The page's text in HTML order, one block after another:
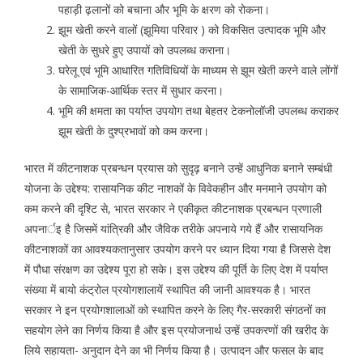
पहाड़ी ढ़लानों को बचाना और भूमि के क्षरण को रोकना।
झूम खेती करने वालों (झूमिया परिवार ) को विकसित उत्पादक भूमि और
खेती के सुधरे हुए उपायों को उपलब्ध कराना।
घरेलू एवं भूमि आधारित गतिविधियों के माध्यम से झूम खेती करने वाले लोंगों
के सामाजिक-आर्थिक स्तर में सुधार करना।
भूमि की क्षमता का पर्याप्त उपयोग तथा बेहतर टेकनोलॉजी उपलब्ध कराकर
झूम खेती के दुश्प्रभावों को कम करना।
भारत में कीटनाशक प्रबन्धन प्रयास को सुदृढ़ बनाने उन्हें आधुनिक बनाने सम्बंधी
योजना के उद्देश्य: रासायनिक कीट नाशकों के विवेकहीन और मनमाने उपयोग को
कम करने की दृश्टि से, भारत सरकार ने एकीकृत कीटनाशक प्रबन्धन प्रणाली
अपनार्इ है जिसमें यांत्रिकी और जैविक तरीके अपनाये गये हैं और रासायनिक
कीटनाशकों का आवश्यकतानुसार उपयोग करने पर ध्यान दिया गया है जिससे देश
में पौधा संरक्षण का उद्देश्य पूरा हो सके। इस उद्देश्य की पूर्ति के लिए देश में पर्याप्त
संख्या में बायो कंट्रोल प्रयोगशालायें स्थापित की जानी आवश्यक है। भारत
सरकार ने इन प्रयोगशालाओं को स्थापित करने के लिए गैर-सरकारी संगठनों का
सहयोग लेने का निर्णय किया है और इस प्रयोजनार्थ उन्हें उपकरणों की खरीद के
लिये सहायता- अनुदान देने का भी निर्णय किया है। उत्पादन और फसल के बाद